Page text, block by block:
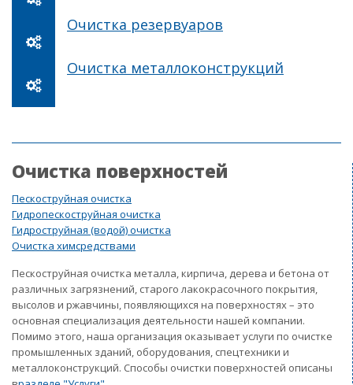
Очистка резервуаров
Очистка металлоконструкций
Очистка поверхностей
Пескоструйная очистка
Гидропескоструйная очистка
Гидроструйная (водой) очистка
Очистка химсредствами
Пескоструйная очистка металла, кирпича, дерева и бетона от
различных загрязнений, старого лакокрасочного покрытия,
высолов и ржавчины, появляющихся на поверхностях – это
основная специализация деятельности нашей компании.
Помимо этого, наша организация оказывает услуги по очистке
промышленных зданий, оборудования, спецтехники и
металлоконструкций. Способы очистки поверхностей описаны